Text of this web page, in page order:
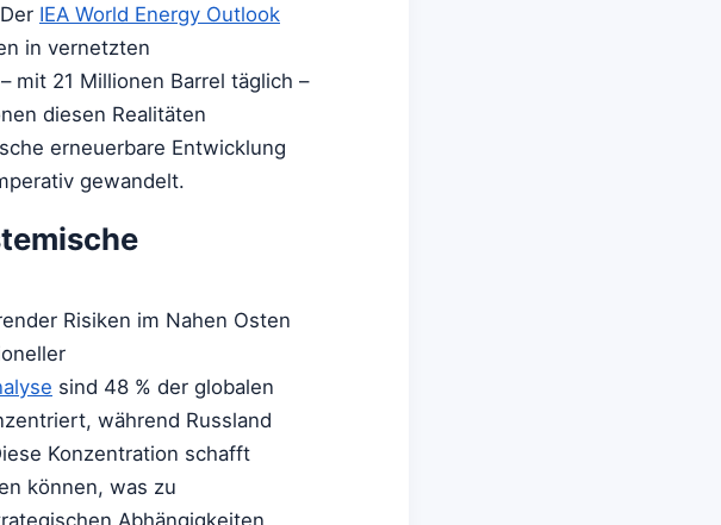
IEA World Energy Outlook
in vernetzten
mit 21 Millionen Barrel täglich –
diesen Realitäten
erneuerbare Entwicklung
gewandelt.
Risiken im Nahen Osten
sind 48 % der globalen
während Russland
Konzentration schafft
können, was zu
Abhängigkeiten